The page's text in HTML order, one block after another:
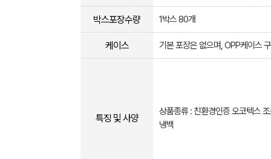
박스포장수량 1박스 80개
케이스 기본 포장은 없으며, OPP케이스
특징 및 사양
상품종류 : 친환경인증 오코텍스
냉백